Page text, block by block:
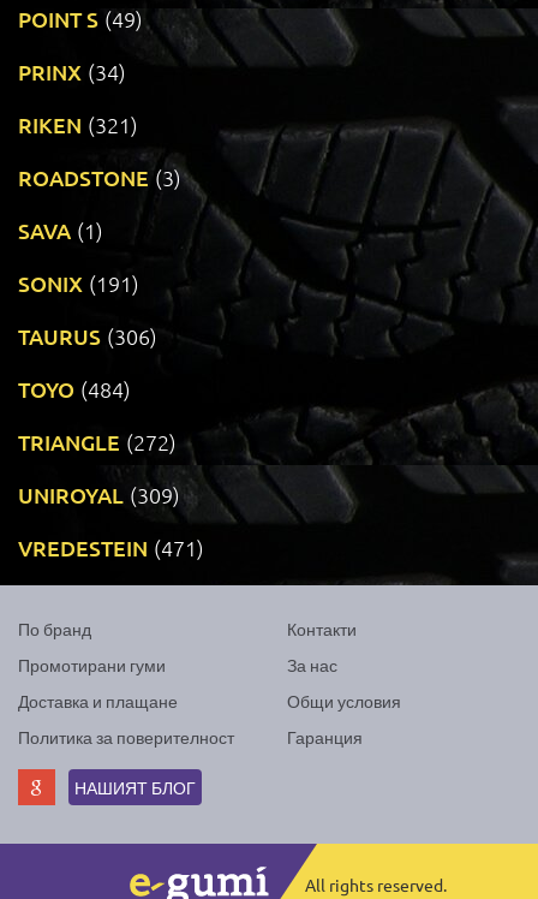
POINT S (49)
PRINX (34)
RIKEN (321)
ROADSTONE (3)
SAVA (1)
SONIX (191)
TAURUS (306)
TOYO (484)
TRIANGLE (272)
UNIROYAL (309)
VREDESTEIN (471)
По бранд
Промотирани гуми
Доставка и плащане
Политика за поверителност
Контакти
За нас
Общи условия
Гаранция
НАШИЯТ БЛОГ
All rights reserved.